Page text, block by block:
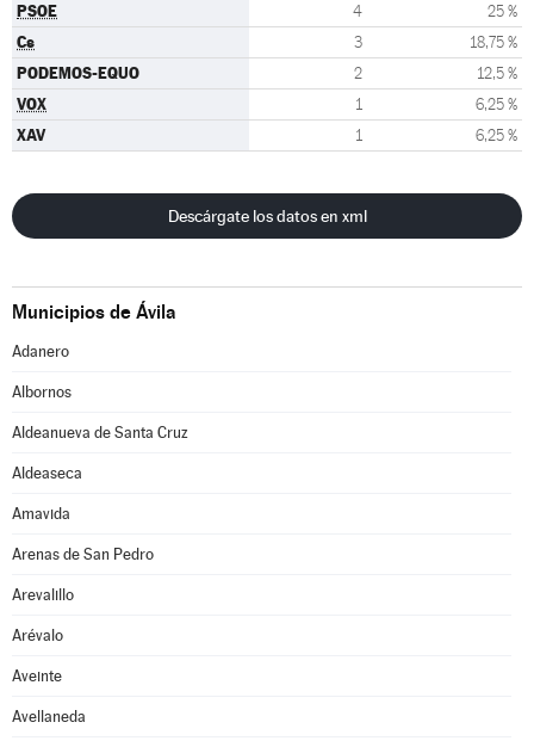
PSOE 4 25 %
Cs 3 18,75 %
PODEMOS-EQUO 2 12,5 %
VOX 1 6,25 %
XAV 1 6,25 %
Descárgate los datos en xml
Municipios de Ávila
Adanero
Albornos
Aldeanueva de Santa Cruz
Aldeaseca
Amavida
Arenas de San Pedro
Arevalillo
Arévalo
Aveinte
Avellaneda